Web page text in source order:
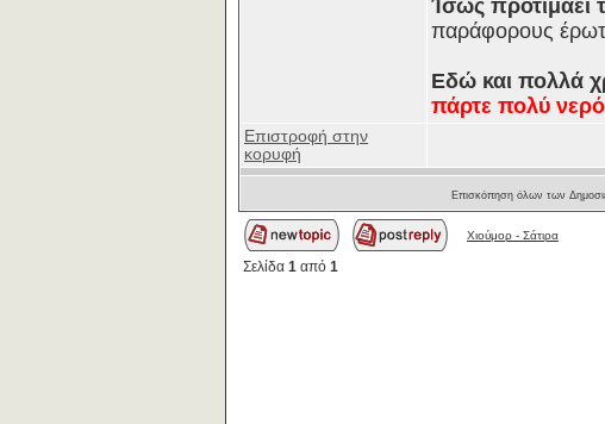
Ίσως προτιμάει
παράφορους
Εδώ και πολλά
πάρτε πολύ
Επιστροφή στην
κορυφή
Επισκόπηση όλων των
Χιούμορ - Σάτιρα
Σελίδα 1 από 1